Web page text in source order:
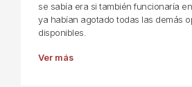
se sabía era si también funcionaría
ya habían agotado todas las demás
disponibles.
Ver más